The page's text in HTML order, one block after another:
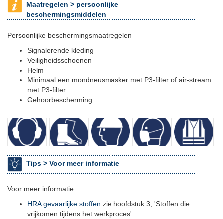
Maatregelen > persoonlijke
beschermingsmiddelen
Persoonlijke beschermingsmaatregelen
Signalerende kleding
Veiligheidsschoenen
Helm
Minimaal een mondneusmasker met P3-filter of air-stream
met P3-filter
Gehoorbescherming
Tips > Voor meer informatie
Voor meer informatie:
HRA gevaarlijke stoffen zie hoofdstuk 3, 'Stoffen die
vrijkomen tijdens het werkproces'